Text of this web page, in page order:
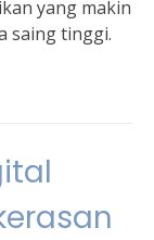
yang makin
saing tinggi.